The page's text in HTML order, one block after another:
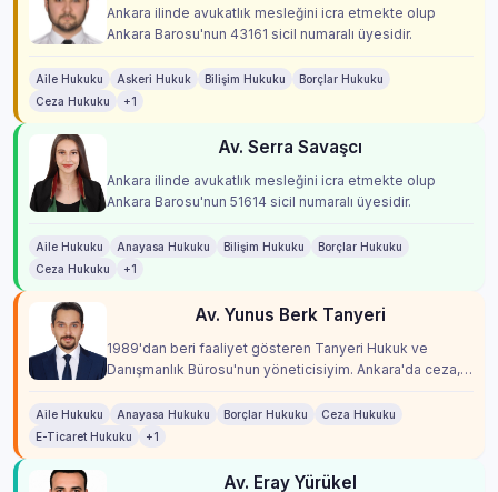
Ankara ilinde avukatlık mesleğini icra etmekte olup
Ankara Barosu'nun 43161 sicil numaralı üyesidir.
Aile Hukuku Askeri Hukuk Bilişim Hukuku
Borçlar Hukuku
Ceza Hukuku
+1
Av. Serra Savaşcı
Ankara ilinde avukatlık mesleğini icra etmekte olup
Ankara Barosu'nun 51614 sicil numaralı üyesidir.
Aile Hukuku Anayasa Hukuku Bilişim Hukuku
Borçlar Hukuku
Ceza Hukuku
+1
Av. Yunus Berk Tanyeri
1989'dan beri faaliyet gösteren Tanyeri Hukuk ve
Danışmanlık Bürosu'nun yöneticisiyim. Ankara'da ceza,
Aile Hukuku Anayasa Hukuku Borçlar Hukuku
Ceza Hukuku
E-Ticaret Hukuku
+1
Av. Eray Yürükel